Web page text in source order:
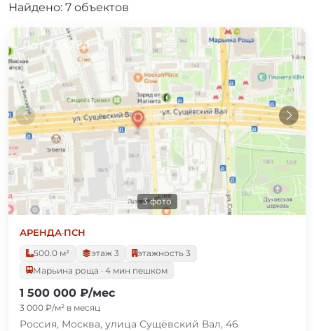
Найдено: 7 объектов
3 фото
АРЕНДА·ПСН
500.0 м²
этаж 3
этажность 3
Марьина роща · 4 мин пешком
1 500 000 ₽/мес
3 000 ₽/м² в месяц
Россия, Москва, улица Сущёвский Вал, 46